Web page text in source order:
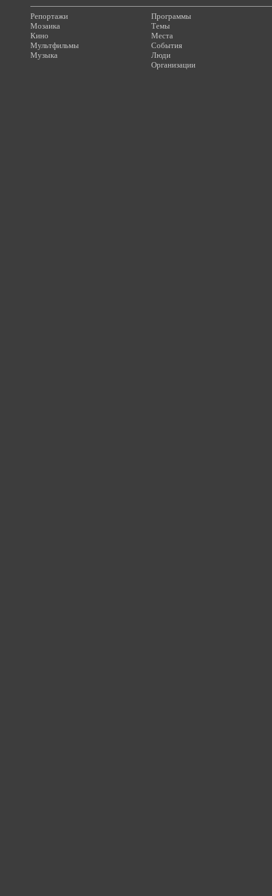
Репортажи
Мозаика
Кино
Мультфильмы
Музыка
Программы
Темы
Места
События
Люди
Организации